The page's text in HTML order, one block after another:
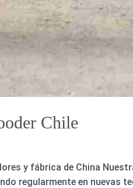
Chile
y fábrica de China
regularmente en nuevas